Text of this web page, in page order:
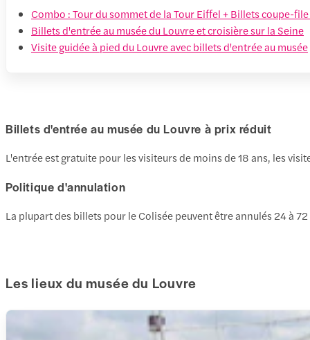
Combo : Tour du sommet de la Tour Eiffel + Billets coupe-
Billets d'entrée au musée du Louvre et croisière sur la Seine
Visite guidée à pied du Louvre avec billets d'entrée au musée
Billets d'entrée au musée du Louvre à prix réduit
L'entrée est gratuite pour les visiteurs de moins de 18 ans, les
Politique d'annulation
La plupart des billets pour le Colisée peuvent être annulés 24 à
Les lieux du musée du Louvre